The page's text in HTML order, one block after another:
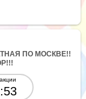
ПО МОСКВЕ!!